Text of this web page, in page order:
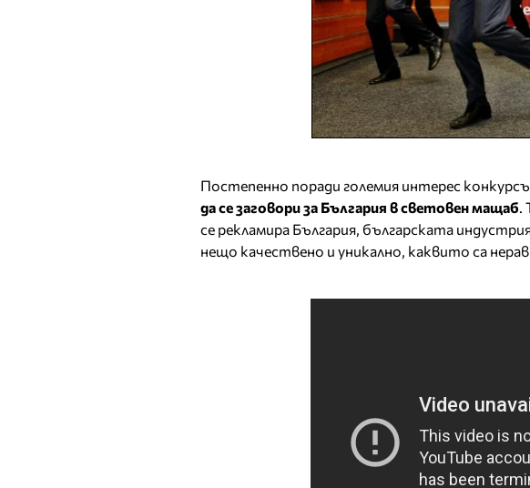
Постепенно поради големия интерес
да се заговори за България в световен мащаб
се рекламира България, българската
нещо качествено и уникално, каквито са